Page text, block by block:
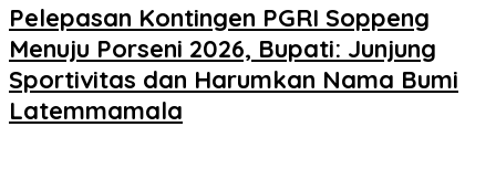
Pelepasan Kontingen PGRI Soppeng
Menuju Porseni 2026, Bupati: Junjung
Sportivitas dan Harumkan Nama Bumi
Latemmamala